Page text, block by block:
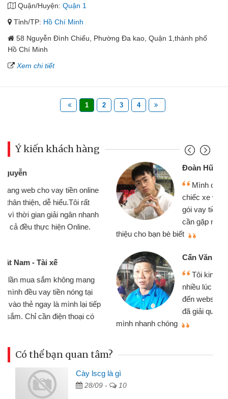
Quận/Huyện: Quận 1
Tỉnh/TP: Hồ Chí Minh
58 Nguyễn Đình Chiểu, Phường Đa kao, Quận 1,thành phố
Hồ Chí Minh
Xem chi tiết
1 2 3 4
Ý kiến khách hàng
Đoàn Hữu Cảnh
Mình cần tiền gấp nên định cầm cố
chiếc xe wave nhưng thật may đã có
gói vay tiền bằng CMND online không
cần gặp mặt nên rất tiện lợi, sẽ giới
Cấn Văn Lực - Tạp hóa
Tôi kinh doanh buôn bán nhỏ lẻ
nhiều lúc cần vốn nhập hàng, nhờ biết
đến website qua bạn bè giới thiệu tôi
đã giải quyết được công việc của
Có thể bạn quan tâm?
Cày lscg là gì
28/09 - 10